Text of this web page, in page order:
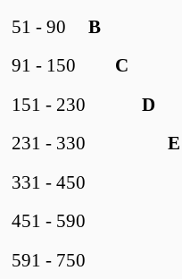
B
51 - 90
C
91 - 150
D
151 - 230
E
231 - 330
331 - 450
451 - 590
591 - 750